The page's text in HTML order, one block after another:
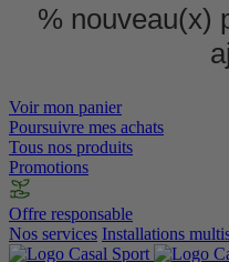
% nouveau(x)
Voir mon panier
Poursuivre mes achats
Tous nos produits
Promotions
Offre responsable
Nos services Installations